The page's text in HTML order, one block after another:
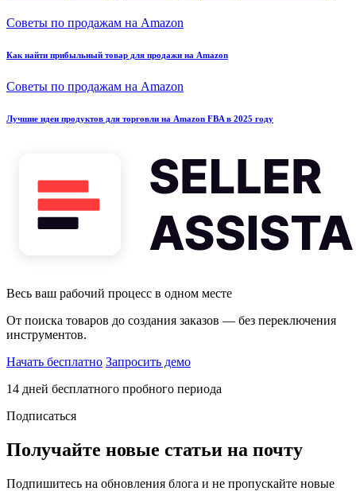
Советы по продажам на Amazon
Как найти прибыльный товар для продажи на Amazon
Советы по продажам на Amazon
Лучшие идеи продуктов для торговли на Amazon FBA в 2025 году
Весь ваш рабочий процесс в одном месте
От поиска товаров до создания заказов — без переключения
инструментов.
Начать бесплатно Запросить демо
14 дней бесплатного пробного периода
Подписаться
Получайте новые статьи на почту
Подпишитесь на обновления блога и не пропускайте новые